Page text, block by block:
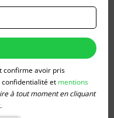
AUTRES
? Nous sommes
confirme avoir pris
confidentialité et mentions
à tout moment en cliquant